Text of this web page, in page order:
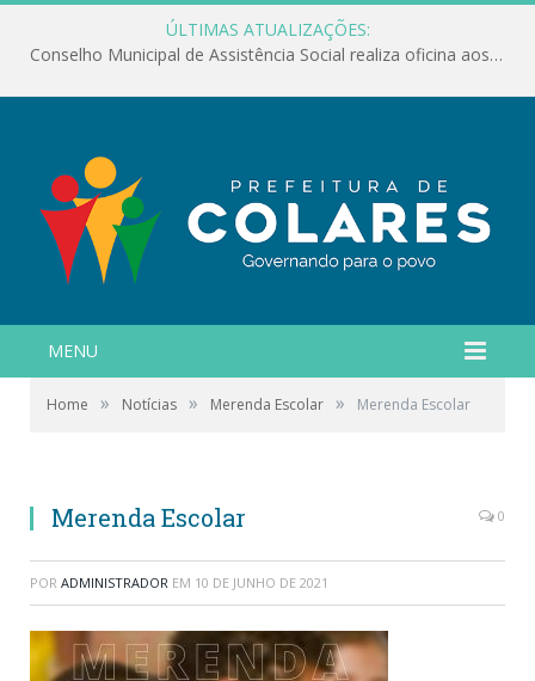
ÚLTIMAS ATUALIZAÇÕES:
Conselho Municipal de Assistência Social realiza oficina aos servidores
MENU
Home » Notícias » Merenda Escolar » Merenda Escolar
Merenda Escolar 0
POR ADMINISTRADOR EM 10 DE JUNHO DE 2021